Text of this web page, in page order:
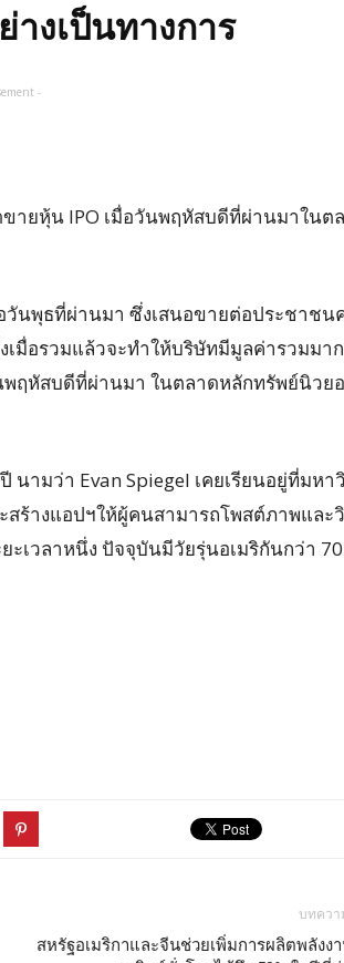
งเป็นทางการ
-
ายหุ้น IPO เมื่อวันพฤหัสบดีที่ผ่านมาในต
วันพุธที่ผ่านมา ซึ่งเสนอขายต่อประชาชน
มื่อรวมแล้วจะทำให้บริษัทมีมูลค่ารวมมา
ฤหัสบดีที่ผ่านมา ในตลาดหลักทรัพย์นิวย
ามว่า Evan Spiegel เคยเรียนอยู่ที่มหา
ร้างแอปฯให้ผู้คนสามารถโพสต์ภาพและ
ะเวลาหนึ่ง ปัจจุบันมีวัยรุ่นอเมริกันกว่า 70
บทควา
สหรัฐอเมริกาและจีนช่วยเพิ่มการผลิตพลังง